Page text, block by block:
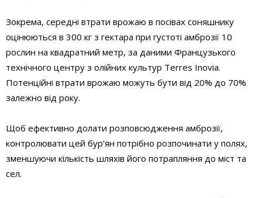
Зокрема, середні втрати врожаю в посівах соняшнику
оцінюються в 300 кг з гектара при густоті амброзії 10
рослин на квадратний метр, за даними Французького
технічного центру з олійних культур Terres Inovia.
Потенційні втрати врожаю можуть бути від 20% до 70%
залежно від року.
Щоб ефективно долати розповсюдження амброзії,
контролювати цей бур’ян потрібно розпочинати у полях,
зменшуючи кількість шляхів його потрапляння до міст та
сел.